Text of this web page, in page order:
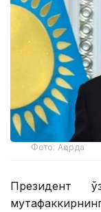
Фото: Ақорда
Президент